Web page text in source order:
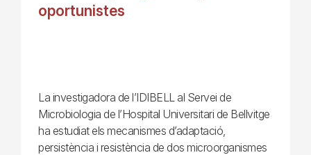
oportunistes
La investigadora de l’IDIBELL al Servei de
Microbiologia de l’Hospital Universitari de Bellvitge
ha estudiat els mecanismes d’adaptació,
persistència i resistència de dos microorganismes